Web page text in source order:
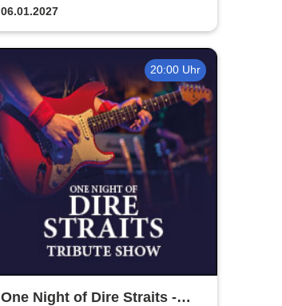
06.01.2027
20:00 Uhr
One Night of Dire Straits -